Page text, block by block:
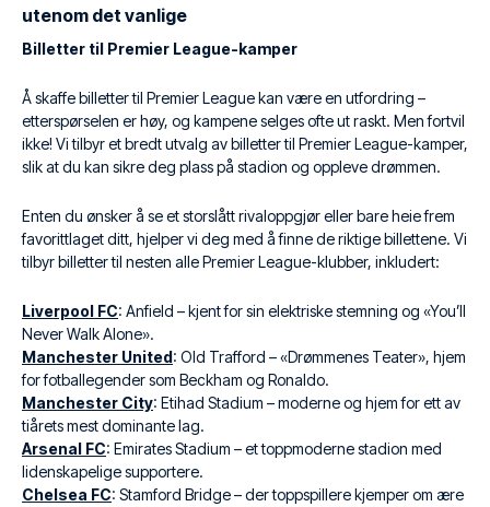
utenom det vanlige
Billetter til Premier League-kamper
Å skaffe billetter til Premier League kan være en utfordring –
etterspørselen er høy, og kampene selges ofte ut raskt. Men fortvil
ikke! Vi tilbyr et bredt utvalg av billetter til Premier League-kamper,
slik at du kan sikre deg plass på stadion og oppleve drømmen.
Enten du ønsker å se et storslått rivaloppgjør eller bare heie frem
favorittlaget ditt, hjelper vi deg med å finne de riktige billettene. Vi
tilbyr billetter til nesten alle Premier League-klubber, inkludert:
Liverpool FC: Anfield – kjent for sin elektriske stemning og «You’ll
Never Walk Alone».
Manchester United: Old Trafford – «Drømmenes Teater», hjem
for fotballegender som Beckham og Ronaldo.
Manchester City: Etihad Stadium – moderne og hjem for ett av
tiårets mest dominante lag.
Arsenal FC: Emirates Stadium – et toppmoderne stadion med
lidenskapelige supportere.
Chelsea FC: Stamford Bridge – der toppspillere kjemper om ære